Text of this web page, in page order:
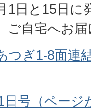
1日と15日に
ご自宅へお
つぎ1-8面連
日号（ペー